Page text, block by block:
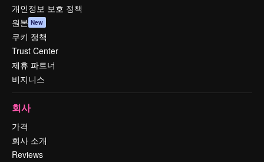
개인정보 보호 정책
원본 New
쿠키 정책
Trust Center
제휴 파트너
비지니스
회사
가격
회사 소개
Reviews